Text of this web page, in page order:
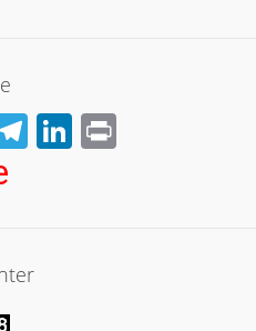
Telegram
LinkedIn